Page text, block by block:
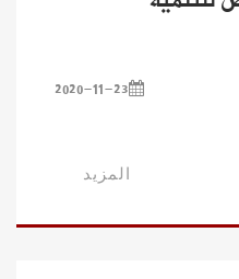
2020-11-23
المزيد